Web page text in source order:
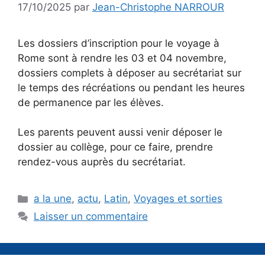
17/10/2025 par Jean-Christophe NARROUR
Les dossiers d’inscription pour le voyage à
Rome sont à rendre les 03 et 04 novembre,
dossiers complets à déposer au secrétariat sur
le temps des récréations ou pendant les heures
de permanence par les élèves.
Les parents peuvent aussi venir déposer le
dossier au collège, pour ce faire, prendre
rendez-vous auprès du secrétariat.
Catégories
a la une, actu, Latin,Voyages et sorties
Laisser un commentaire